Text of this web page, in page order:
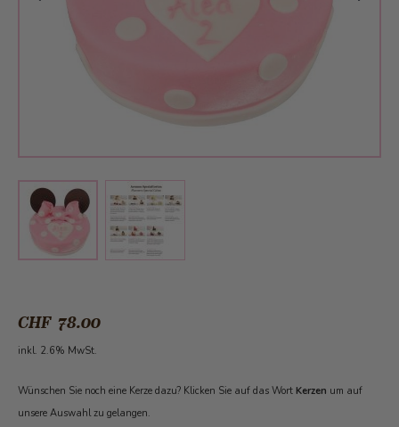
View larger imageView larger image
CHF 78.00
inkl. 2.6% MwSt.
Wünschen Sie noch eine Kerze dazu? Klicken Sie auf das Wort Kerzen um auf
unsere Auswahl zu gelangen.